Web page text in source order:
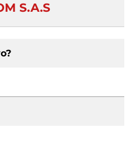
S.A.S